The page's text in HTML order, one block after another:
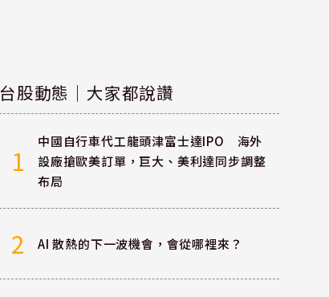
台股動態｜大家都說讚
1
中國自行車代工龍頭津富士達IPO 海外
設廠搶歐美訂單，巨大、美利達同步調整
布局
2 AI 散熱的下一波機會，會從哪裡來？